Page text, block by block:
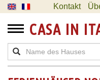
Kontakt
CASA IN